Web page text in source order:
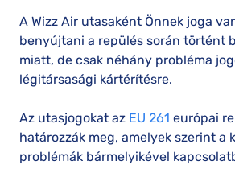
A Wizz Air utasaként Önnek joga
benyújtani a repülés során történt
miatt, de csak néhány probléma
légitársasági kártérítésre.
Az utasjogokat az EU 261 európai
határozzák meg, amelyek szerint a
problémák bármelyikével